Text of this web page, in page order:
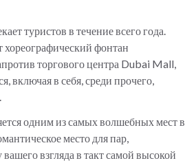
туристов в течение всего года.
хореографический фонтан
торгового центра Dubai Mall,
включая в себя, среди прочего,
одним из самых волшебных мест в
место для пар,
взгляда в такт самой высокой